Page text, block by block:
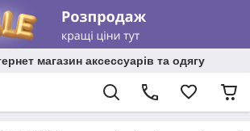
магазин аксессуарів та одягу